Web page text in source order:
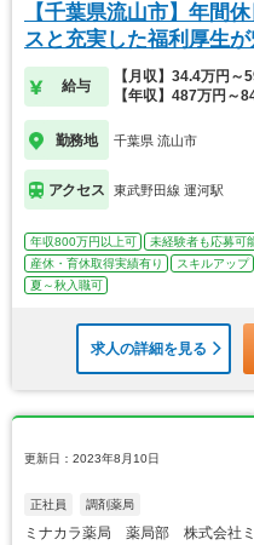
【千葉県流山市】年間
スと充実した福利厚生
給与
【月収】34.4万円～
【年収】487万円～
勤務地 千葉県 流山市
アクセス 東武野田線 運河駅
年収800万円以上可 未経験者も応募可
産休・育休取得実績有り
スキルアップ
夏～秋入職可
求人の詳細を見る
更新日：2023年8月10日
正社員 調剤薬局
ミナカラ薬局 薬局部 株式会社ミ